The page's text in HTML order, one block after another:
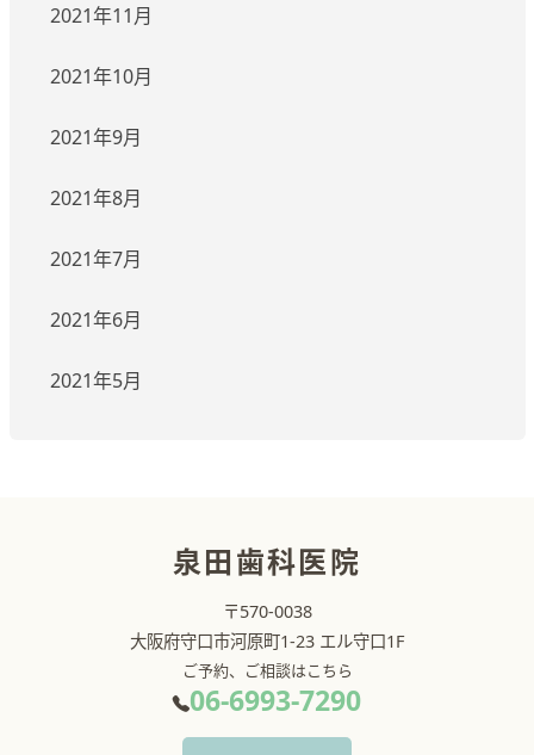
2021年11月
2021年10月
2021年9月
2021年8月
2021年7月
2021年6月
2021年5月
泉田歯科医院
〒570-0038
大阪府守口市河原町1-23 エル守口1F
ご予約、ご相談はこちら
06-6993-7290